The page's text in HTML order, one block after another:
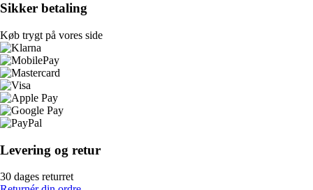
Sikker betaling
Køb trygt på vores side
Levering og retur
30 dages returret